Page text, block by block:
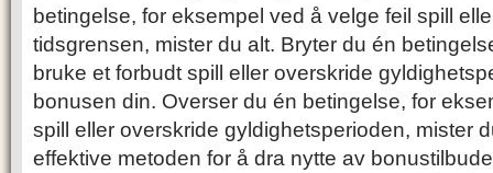
betingelse, for eksempel ved å velge feil spill
tidsgrensen, mister du alt. Bryter du én
bruke et forbudt spill eller overskride
bonusen din. Overser du én betingelse, for
spill eller overskride gyldighetsperioden, mister
effektive metoden for å dra nytte av